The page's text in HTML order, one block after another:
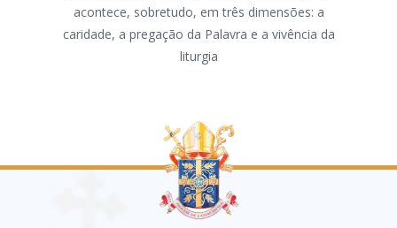
acontece, sobretudo, em três dimensões: a
caridade, a pregação da Palavra e a vivência da
liturgia